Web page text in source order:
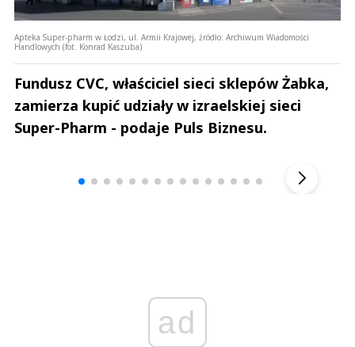
Apteka Super-pharm w Łodzi, ul. Armii Krajowej, źródło: Archiwum Wiadomości
Handlowych (fot. Konrad Kaszuba)
Fundusz CVC, właściciel sieci sklepów Żabka,
zamierza kupić udziały w izraelskiej sieci
Super-Pharm - podaje Puls Biznesu.
ad